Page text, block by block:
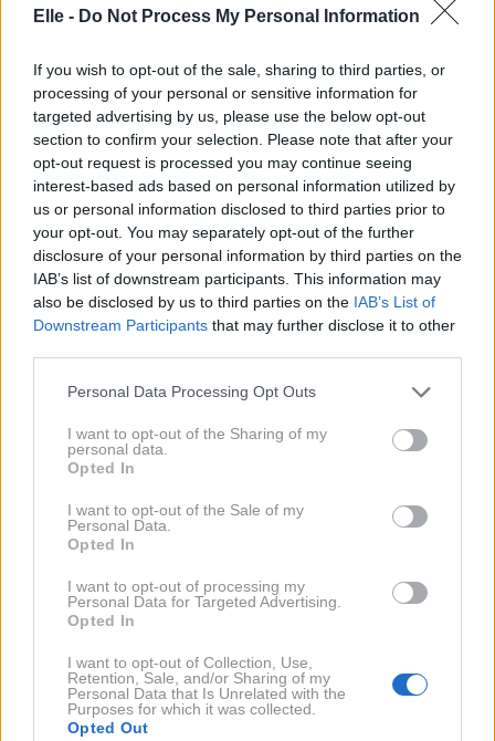
Elle - Do Not Process My Personal Information
If you wish to opt-out of the sale, sharing to third parties, or
processing of your personal or sensitive information for
targeted advertising by us, please use the below opt-out
section to confirm your selection. Please note that after your
opt-out request is processed you may continue seeing
interest-based ads based on personal information utilized by
us or personal information disclosed to third parties prior to
your opt-out. You may separately opt-out of the further
disclosure of your personal information by third parties on the
IAB’s list of downstream participants. This information may
also be disclosed by us to third parties on the IAB’s List of
Downstream Participants that may further disclose it to other
Please note that this website/app uses one or more Google
not limited to your visit or usage behaviour. You may click to
grant or deny consent to Google and its third-party tags to
use your data for below specified purposes in below Google
consent section.
Personal Data Processing Opt Outs
I want to opt-out of the Sharing of my
personal data.
Opted In
I want to opt-out of the Sale of my
Personal Data.
Opted In
I want to opt-out of processing my
Personal Data for Targeted Advertising.
Opted In
I want to opt-out of Collection, Use,
Retention, Sale, and/or Sharing of my
Personal Data that Is Unrelated with the
Purposes for which it was collected.
Opted Out
Komplet, ki spominja na spalno
srajco: Margot Robbie pokazala,
kako ga nositi na šik način
Lepota
Poletni koktajl v obliki dišav:
Mugler predstavil novo linijo za
vroče dni